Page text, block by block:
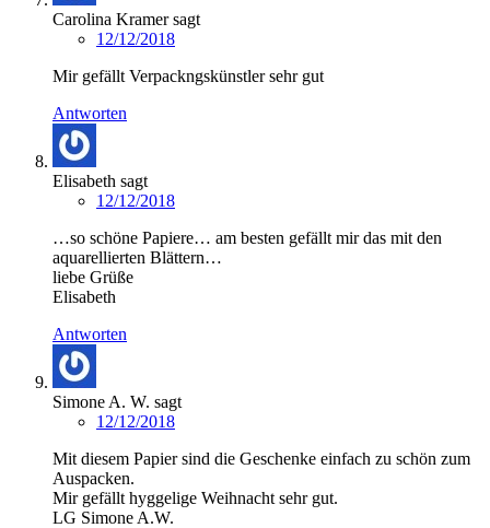
Carolina Kramersagt
12/12/2018
Mir gefällt Verpackngskünstler sehr gut
Antworten
Elisabeth sagt
12/12/2018
…so schöne Papiere… am besten gefällt mir das mit den
aquarellierten Blättern…
liebe Grüße
Elisabeth
Antworten
Simone A. W. sagt
12/12/2018
Mit diesem Papier sind die Geschenke einfach zu schön zum
Auspacken.
Mir gefällt hyggelige Weihnacht sehr gut.
LG Simone A.W.